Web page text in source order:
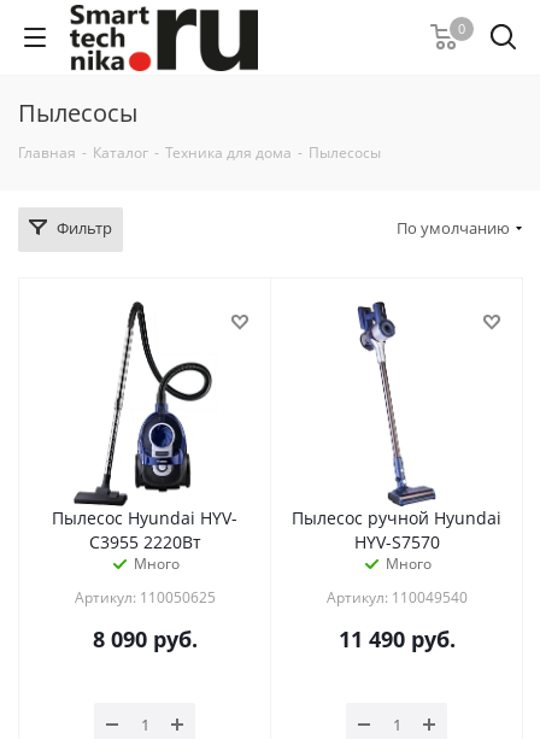
0
Пылесосы
Главная - Каталог - Техника для дома - Пылесосы
Фильтр По умолчанию
Пылесос Hyundai HYV-
C3955 2220Вт
Много
Артикул: 110050625
8 090руб.
Пылесос ручной Hyundai
HYV-S7570
Много
Артикул: 110049540
11 490руб.